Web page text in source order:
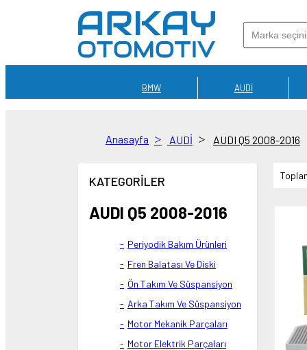
BMW AUDİ
Anasayfa AUDİ AUDI Q5 2008-2016
KATEGORİLER
AUDI Q5 2008-2016
Periyodik Bakım Ürünleri
Fren Balatası Ve Diski
Ön Takım Ve Süspansiyon
Arka Takım Ve Süspansiyon
Motor Mekanik Parçaları
Motor Elektrik Parçaları